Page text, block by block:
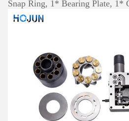
Snap Ring, 1* Bearing Plate, 1*